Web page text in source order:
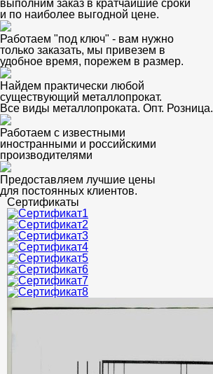
выполним заказ в кратчайшие сроки
и по наиболее выгодной цене.
Работаем "под ключ" - вам нужно
только заказать, мы привезем в
удобное время, порежем в размер.
Найдем практически любой
существующий металлопрокат.
Все виды металлопроката. Опт. Розница.
Работаем с известными
иностранными и российскими
производителями
Предоставляем лучшие цены
для постоянных клиентов.
Сертификаты